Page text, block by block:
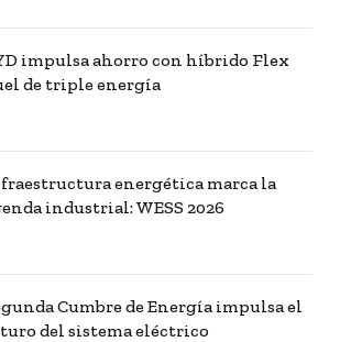
impulsa ahorro con híbrido Flex
de triple energía
energética marca la
industrial: WESS 2026
Cumbre de Energía impulsa el
del sistema eléctrico